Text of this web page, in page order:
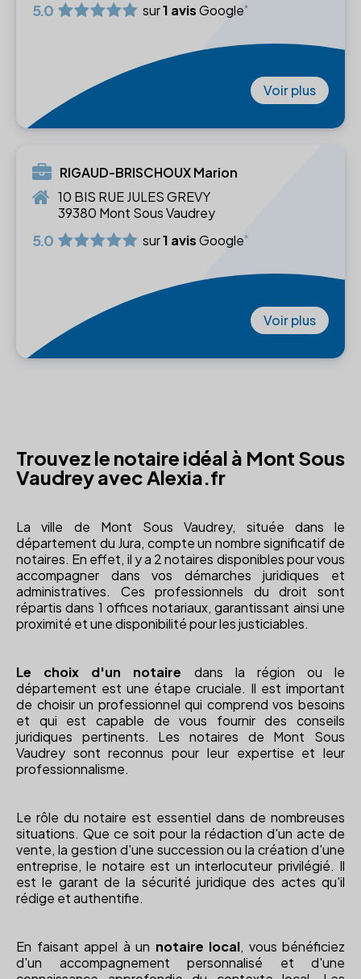
5.0 sur1 avisGoogle
Voir plus
RIGAUD-BRISCHOUX Marion
10 BIS RUE JULES GREVY
39380 Mont Sous Vaudrey
5.0 sur1 avisGoogle
Voir plus
Trouvez le notaire idéal à Mont Sous
Vaudrey avec Alexia.fr
La ville de Mont Sous Vaudrey, située dans le
département du Jura, compte un nombre significatif de
notaires. En effet, il y a 2 notaires disponibles pour vous
accompagner dans vos démarches juridiques et
administratives. Ces professionnels du droit sont
répartis dans 1 offices notariaux, garantissant ainsi une
proximité et une disponibilité pour les justiciables.
Le choix d'un notaire dans la région ou le
département est une étape cruciale. Il est important
de choisir un professionnel qui comprend vos besoins
et qui est capable de vous fournir des conseils
juridiques pertinents. Les notaires de Mont Sous
Vaudrey sont reconnus pour leur expertise et leur
professionnalisme.
Le rôle du notaire est essentiel dans de nombreuses
situations. Que ce soit pour la rédaction d'un acte de
vente, la gestion d'une succession ou la création d'une
entreprise, le notaire est un interlocuteur privilégié. Il
est le garant de la sécurité juridique des actes qu'il
rédige et authentifie.
En faisant appel à un notaire local, vous bénéficiez
d'un accompagnement personnalisé et d'une